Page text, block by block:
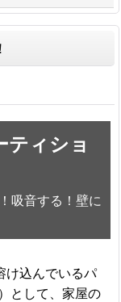
ティショ
吸音する！壁に
け込んでいるパ
として、家屋の